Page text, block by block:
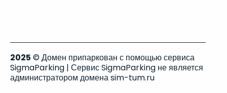
2025 © Домен припаркован с помощью сервиса
SigmaParking | Сервис SigmaParking не является
администратором домена sim-tum.ru